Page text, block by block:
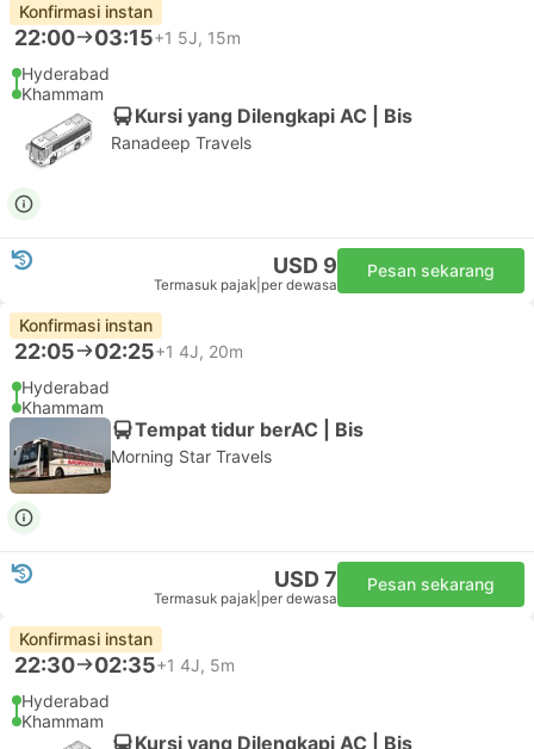
Konfirmasi instan
22:00 03:15+1 5J, 15m
Hyderabad
Khammam
Kursi yang Dilengkapi AC | Bis
Ranadeep Travels
USD 9
Termasuk pajak per dewasa
Pesan sekarang
Konfirmasi instan
22:05 02:25+1 4J, 20m
Hyderabad
Khammam
Tempat tidur berAC | Bis
Morning Star Travels
USD 7
Termasuk pajak per dewasa
Pesan sekarang
Konfirmasi instan
22:30 02:35+1 4J, 5m
Hyderabad
Khammam
Kursi yang Dilengkapi AC | Bis